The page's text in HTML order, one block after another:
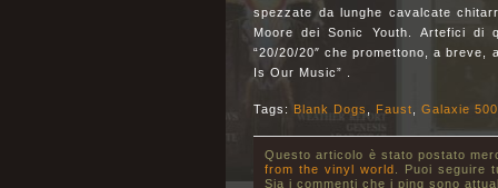
spezzate da lunghe cavalcate
Moore dei Sonic Youth. Artefici di
“20/20/20″ che promettono, a breve,
Is Our Music” .
Tags: Blank Dogs Faust Galaxie 500
Questo articolo è stato postato
from the vinyl world . Puoi seguire
Sia i commenti che i ping sono